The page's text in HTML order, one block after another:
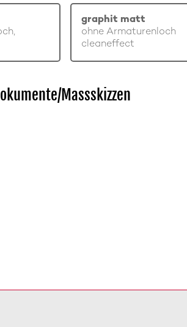
graphit matt
ohne Armaturenloch
cleaneffect
Massskizzen